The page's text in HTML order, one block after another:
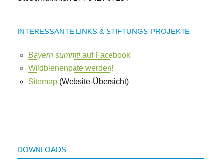
INTERESSANTE LINKS & STIFTUNGS-PROJEKTE
Bayern summt!auf Facebook
Wildbienenpate werden!
Sitemap (Website-Übersicht)
DOWNLOADS